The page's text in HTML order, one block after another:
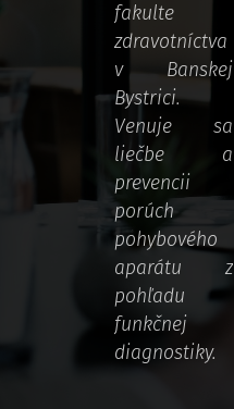
fakulte
zdravotníctva
v Banskej
Bystrici.
Venuje sa
liečbe a
prevencii
porúch
pohybového
aparátu z
pohľadu
funkčnej
diagnostiky.